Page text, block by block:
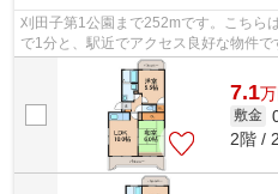
刈田子第1公園まで252mです。こちら
で1分と、駅近でアクセス良好な物件
の、自走式駐車場を利用できる物件です
7.1万
敷金
2階 /